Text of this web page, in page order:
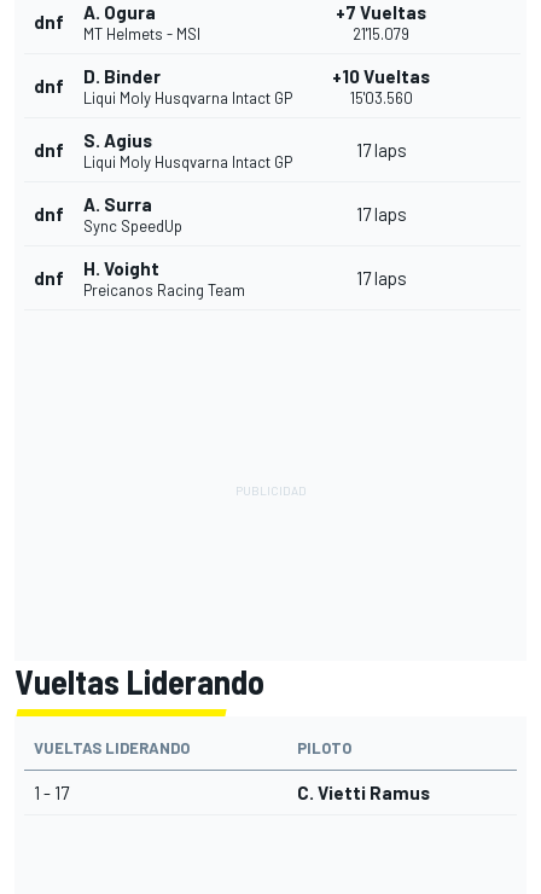
dnf A. Ogura
MT Helmets - MSI
+7 Vueltas
21'15.079
dnf D. Binder
Liqui Moly Husqvarna Intact GP
+10 Vueltas
15'03.560
dnf S. Agius
Liqui Moly Husqvarna Intact GP
17 laps
dnf A. Surra
Sync SpeedUp
17 laps
dnf H. Voight
Preicanos Racing Team
17 laps
Vueltas Liderando
VUELTAS LIDERANDO PILOTO
1 - 17 C. Vietti Ramus